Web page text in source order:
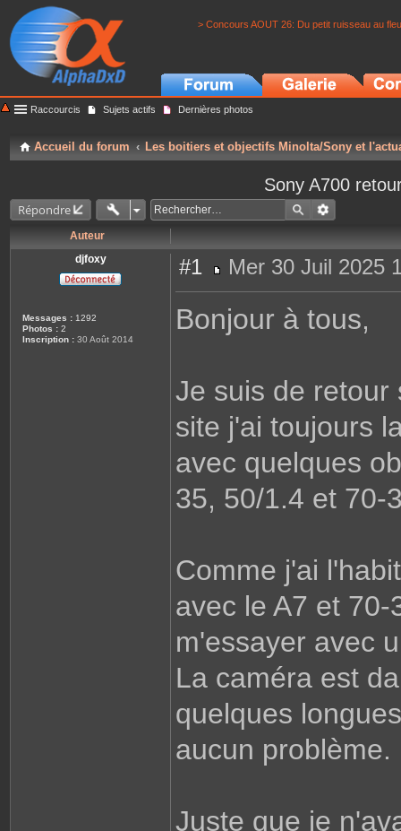
> Concours AOUT 26: Du petit ruisseau au
Raccourcis Sujets actifs Dernières photos
Accueil du forum Les boitiers et objectifs Minolta/Sony et
Sony A700
Répondre
Auteur
djfoxy
Messages : 1292
Photos : 2
Inscription : 30 Août 2014
#1
e
g
Mer 30 Juil 2025
Bonjour à tous,
Je suis de retour
site j'ai toujours
avec quelques
35, 50/1.4 et 70-
Comme j'ai
avec le A7 et
m'essayer avec
La caméra est
quelques
aucun problème.
Juste que je